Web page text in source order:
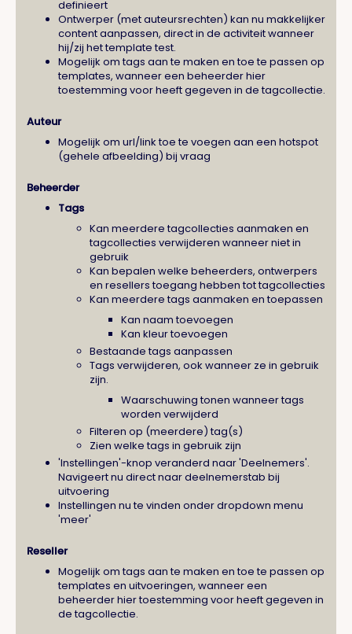
definieert
Ontwerper (met auteursrechten) kan nu makkelijker
content aanpassen, direct in de activiteit wanneer
hij/zij het template test.
Mogelijk om tags aan te maken en toe te passen op
templates, wanneer een beheerder hier
toestemming voor heeft gegeven in de tagcollectie.
Auteur
Mogelijk om url/link toe te voegen aan een hotspot
(gehele afbeelding) bij vraag
Beheerder
Tags
Kan meerdere tagcollecties aanmaken en
tagcollecties verwijderen wanneer niet in
gebruik
Kan bepalen welke beheerders, ontwerpers
en resellers toegang hebben tot tagcollecties
Kan meerdere tags aanmaken en toepassen
Kan naam toevoegen
Kan kleur toevoegen
Bestaande tags aanpassen
Tags verwijderen, ook wanneer ze in gebruik
zijn.
Waarschuwing tonen wanneer tags
worden verwijderd
Filteren op (meerdere) tag(s)
Zien welke tags in gebruik zijn
'Instellingen'-knop veranderd naar 'Deelnemers'.
Navigeert nu direct naar deelnemerstab bij
uitvoering
Instellingen nu te vinden onder dropdown menu
'meer'
Reseller
Mogelijk om tags aan te maken en toe te passen op
templates en uitvoeringen, wanneer een
beheerder hier toestemming voor heeft gegeven in
de tagcollectie.